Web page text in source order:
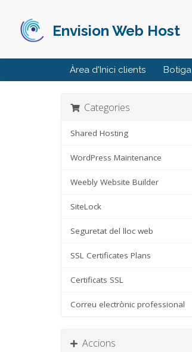
Envision Web Host
Àrea d'Inici clients Botiga
Categories
Shared Hosting
WordPress Maintenance
Weebly Website Builder
SiteLock
Seguretat del lloc web
SSL Certificates Plans
Certificats SSL
Correu electrònic professional
Accions